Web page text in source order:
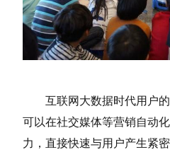
互联网大数据时代用户
可以在社交媒体等营销自动
力，直接快速与用户产生紧